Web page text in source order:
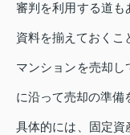
審判を利用する道も
資料を揃えておくこ
マンションを売却
に沿って売却の準備
具体的には、固定資